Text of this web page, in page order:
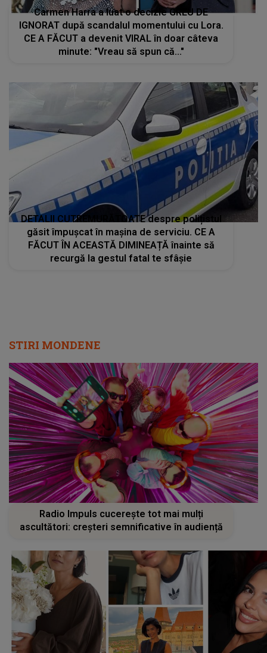
Carmen Harra a luat o decizie GREU DE
IGNORAT după scandalul momentului cu Lora.
CE A FĂCUT a devenit VIRAL în doar câteva
minute: "Vreau să spun că..."
DETALII CUTREMURĂTOATE despre polițistul
găsit împușcat în mașina de serviciu. CE A
FĂCUT ÎN ACEASTĂ DIMINEAȚĂ înainte să
recurgă la gestul fatal te sfâșie
STIRI MONDENE
Radio Impuls cucerește tot mai mulți
ascultători: creșteri semnificative în audiență